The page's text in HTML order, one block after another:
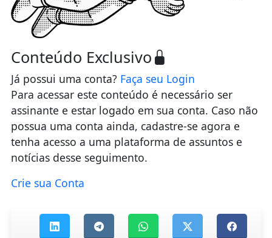
Conteúdo Exclusivo
Já possui uma conta? Faça seu Login
Para acessar este conteúdo é necessário ser
assinante e estar logado em sua conta. Caso não
possua uma conta ainda, cadastre-se agora e
tenha acesso a uma plataforma de assuntos e
notícias desse seguimento.
Crie sua Conta